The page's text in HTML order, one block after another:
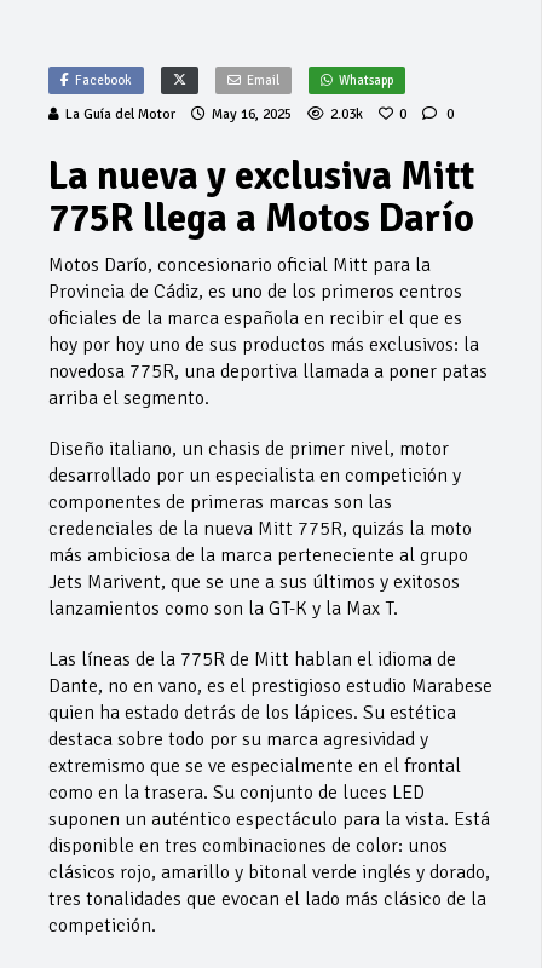
Facebook Email Whatsapp
La Guía del Motor May 16, 2025 2.03k 0 0
La nueva y exclusiva Mitt
775R llega a Motos Darío
Motos Darío, concesionario oficial Mitt para la
Provincia de Cádiz, es uno de los primeros centros
oficiales de la marca española en recibir el que es
hoy por hoy uno de sus productos más exclusivos: la
novedosa 775R, una deportiva llamada a poner patas
arriba el segmento.
Diseño italiano, un chasis de primer nivel, motor
desarrollado por un especialista en competición y
componentes de primeras marcas son las
credenciales de la nueva Mitt 775R, quizás la moto
más ambiciosa de la marca perteneciente al grupo
Jets Marivent, que se une a sus últimos y exitosos
lanzamientos como son la GT-K y la Max T.
Las líneas de la 775R de Mitt hablan el idioma de
Dante, no en vano, es el prestigioso estudio Marabese
quien ha estado detrás de los lápices. Su estética
destaca sobre todo por su marca agresividad y
extremismo que se ve especialmente en el frontal
como en la trasera. Su conjunto de luces LED
suponen un auténtico espectáculo para la vista. Está
disponible en tres combinaciones de color: unos
clásicos rojo, amarillo y bitonal verde inglés y dorado,
tres tonalidades que evocan el lado más clásico de la
competición.